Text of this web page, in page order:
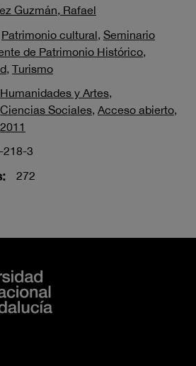
Guzmán, Rafael
Patrimonio cultural, Seminario
de Patrimonio Histórico,
, Turismo
Humanidades y Artes,
Ciencias Sociales, Acceso abierto,
2011
218-3
272